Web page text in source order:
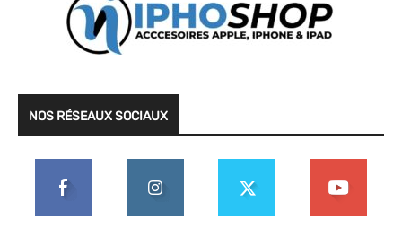
NOS RÉSEAUX SOCIAUX